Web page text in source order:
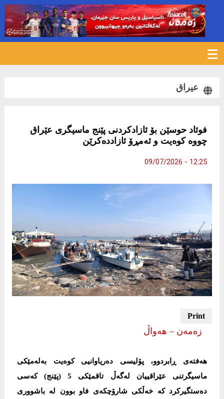
عیراق
فوئاد حوسێن بۆ ئازادكردنی پێنج ماسیگری عێراق
چووە كوەیت و ئەمڕۆ ئازاددەكرێن
12:25 - 09/07/2026
زەمەن – هەواڵ
هەفتەی ڕابردوو، پۆلیسی دەریاوانیی کوەیت بەلەمێکی
ماسیگرتنی عێراقییان لەگەڵ تاقمێکی 5 (پێنج) کەسی
دەستگیرکرد کە خەڵکی شارۆچکەی فاو بوون لە باشووری